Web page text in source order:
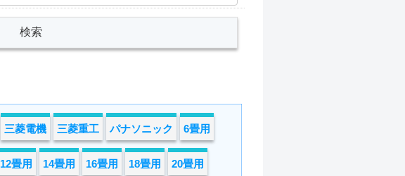
三菱電機 三菱重工 パナソニック 6畳用
12畳用 14畳用 16畳用 18畳用 20畳用